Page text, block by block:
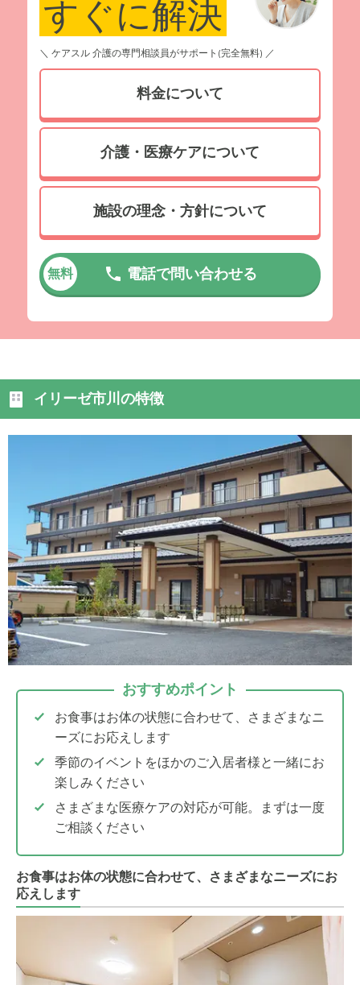
すぐに解決
＼ ケアスル 介護の専門相談員がサポート(完全無料) ／
料金について
介護・医療ケアについて
施設の理念・方針について
無料 電話で問い合わせる
イリーゼ市川の特徴
おすすめポイント
お食事はお体の状態に合わせて、さまざまなニ
ーズにお応えします
季節のイベントをほかのご入居者様と一緒にお
楽しみください
さまざまな医療ケアの対応が可能。まずは一度
ご相談ください
お食事はお体の状態に合わせて、さまざまなニーズにお
応えします